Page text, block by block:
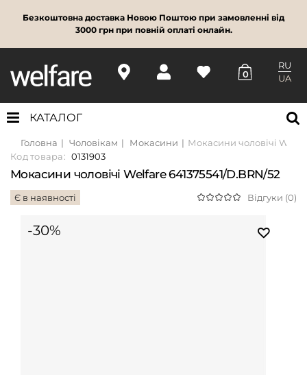
Безкоштовна доставка Новою Поштою при замовленні від
3000 грн при повній оплаті онлайн.
0
RU
UA
КАТАЛОГ
Головна Чоловікам Мокасини
Мокасини чоловічі
Код товара: 0131903
Мокасини чоловічі Welfare 641375541/D.BRN/52
Є в наявності Відгуки (0)
-30%